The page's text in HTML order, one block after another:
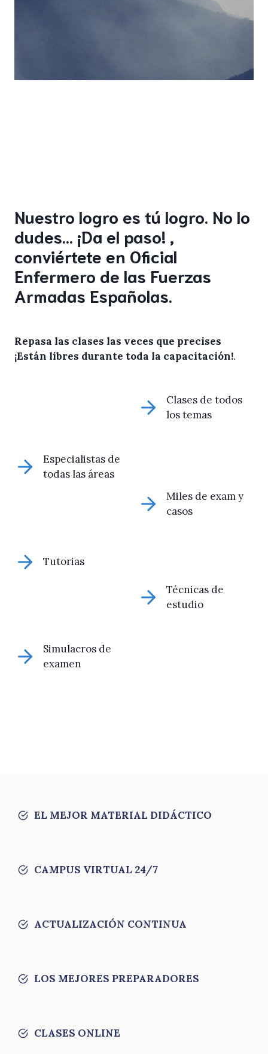
Nuestro logro es tú logro. No lo
dudes… ¡Da el paso! ,
conviértete en Oficial
Enfermero de las Fuerzas
Armadas Españolas.
Repasa las clases las veces que precises
¡Están libres durante toda la capacitación!.
Clases de todos
los temas
Especialistas de
todas las áreas
Miles de exam y
casos
Tutorias
Técnicas de
estudio
Simulacros de
examen
EL MEJOR MATERIAL DIDÁCTICO
CAMPUS VIRTUAL 24/7
ACTUALIZACIÓN CONTINUA
LOS MEJORES PREPARADORES
CLASES ONLINE